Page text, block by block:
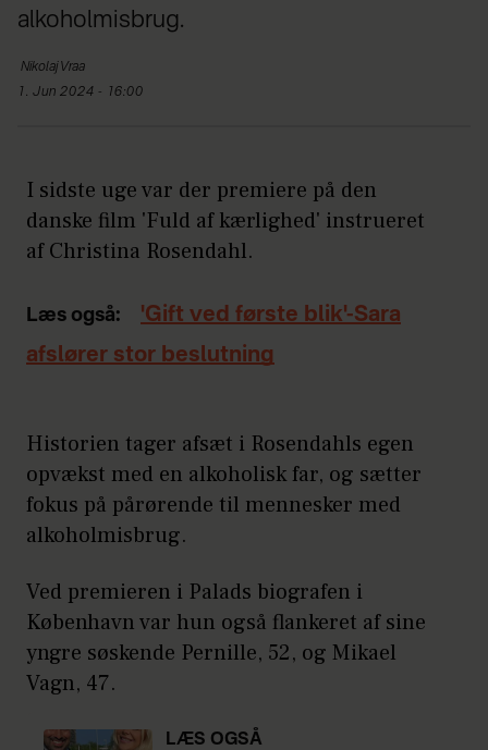
alkoholmisbrug.
Nikolaj Vraa
1. Jun 2024 - 16:00
I sidste uge var der premiere på den
danske film 'Fuld af kærlighed' instrueret
af Christina Rosendahl.
Læs også:
'Gift ved første blik'-Sara
afslører stor beslutning
Historien tager afsæt i Rosendahls egen
opvækst med en alkoholisk far, og sætter
fokus på pårørende til mennesker med
alkoholmisbrug.
Ved premieren i Palads biografen i
København var hun også flankeret af sine
yngre søskende Pernille, 52, og Mikael
Vagn, 47.
LÆS OGSÅ